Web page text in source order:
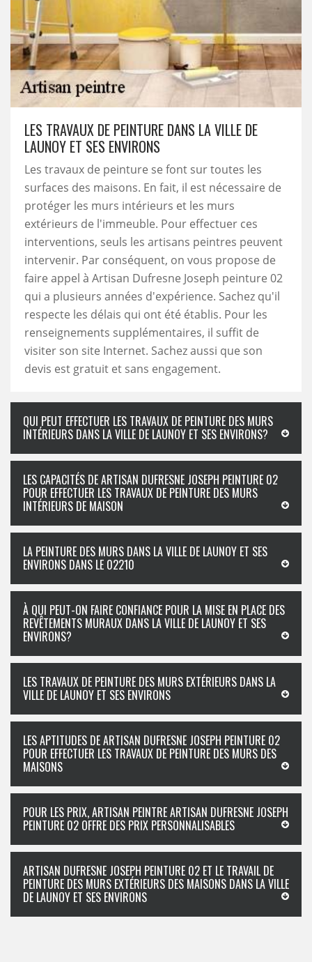
LES TRAVAUX DE PEINTURE DANS LA VILLE DE
LAUNOY ET SES ENVIRONS
Les travaux de peinture se font sur toutes les
surfaces des maisons. En fait, il est nécessaire de
protéger les murs intérieurs et les murs
extérieurs de l'immeuble. Pour effectuer ces
interventions, seuls les artisans peintres peuvent
intervenir. Par conséquent, on vous propose de
faire appel à Artisan Dufresne Joseph peinture 02
qui a plusieurs années d'expérience. Sachez qu'il
respecte les délais qui ont été établis. Pour les
renseignements supplémentaires, il suffit de
visiter son site Internet. Sachez aussi que son
devis est gratuit et sans engagement.
QUI PEUT EFFECTUER LES TRAVAUX DE PEINTURE DES MURS
INTÉRIEURS DANS LA VILLE DE LAUNOY ET SES ENVIRONS?
LES CAPACITÉS DE ARTISAN DUFRESNE JOSEPH PEINTURE 02
POUR EFFECTUER LES TRAVAUX DE PEINTURE DES MURS
INTÉRIEURS DE MAISON
LA PEINTURE DES MURS DANS LA VILLE DE LAUNOY ET SES
ENVIRONS DANS LE 02210
À QUI PEUT-ON FAIRE CONFIANCE POUR LA MISE EN PLACE DES
REVÊTEMENTS MURAUX DANS LA VILLE DE LAUNOY ET SES
ENVIRONS?
LES TRAVAUX DE PEINTURE DES MURS EXTÉRIEURS DANS LA
VILLE DE LAUNOY ET SES ENVIRONS
LES APTITUDES DE ARTISAN DUFRESNE JOSEPH PEINTURE 02
POUR EFFECTUER LES TRAVAUX DE PEINTURE DES MURS DES
MAISONS
POUR LES PRIX, ARTISAN PEINTRE ARTISAN DUFRESNE JOSEPH
PEINTURE 02 OFFRE DES PRIX PERSONNALISABLES
ARTISAN DUFRESNE JOSEPH PEINTURE 02 ET LE TRAVAIL DE
PEINTURE DES MURS EXTÉRIEURS DES MAISONS DANS LA VILLE
DE LAUNOY ET SES ENVIRONS